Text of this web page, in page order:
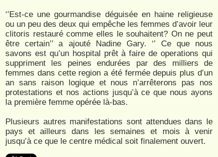
‘’Est-ce une gourmandise déguisée en haine religieuse
ou un peu des deux qui empêche les femmes d’avoir leur
clitoris restauré comme elles le souhaitent? On ne peut
être certain’’ a ajouté Nadine Gary. ‘’ Ce que nous
savons est qu’un hospital prêt à faire de operations qui
suppriment les peines endurées par des milliers de
femmes dans cette region a été fermée depuis plus d’un
an sans raison logique et nous n’arrêterons pas nos
protestations et nos actions jusqu’à ce que nous ayons
la première femme opérée là-bas.
Plusieurs autres manifestations sont attendues dans le
pays et ailleurs dans les semaines et mois à venir
jusqu’à ce que le centre médical soit finalement ouvert.